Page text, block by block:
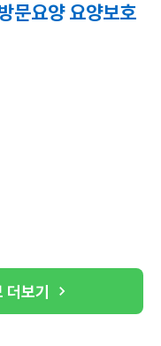
요양 요양보호
더보기